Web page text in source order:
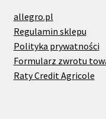
allegro.pl
Regulamin sklepu
Polityka prywatności
Formularz zwrotu
Raty Credit Agricole